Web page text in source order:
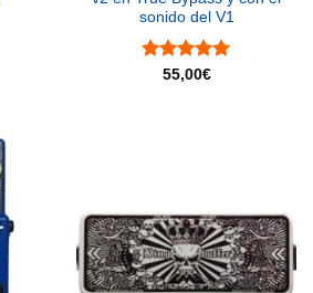
sonido del V1
Valorado
55,00€